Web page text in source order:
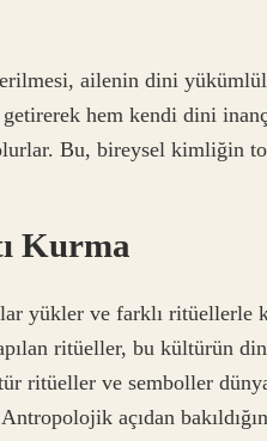
ailenin dini
hem kendi dini
Bu, bireysel kimliğin
Kurma
yükler ve farklı ritüellerle
ritüeller, bu kültürün
ritüeller ve semboller
açıdan